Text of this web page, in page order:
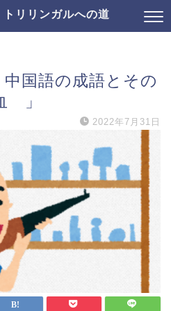
リリンガルへの道
国語の成語とその
」
2022年7月31日